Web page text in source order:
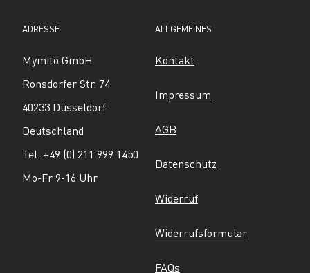
ADRESSE
Mymito GmbH
Ronsdorfer Str. 74
40233 Düsseldorf
Deutschland
Tel. +49 (0) 211 999 1450
Mo-Fr 9-16 Uhr
ALLGEMEINES
Kontakt
Impressum
AGB
Datenschutz
Widerruf
Widerrufsformular
FAQs